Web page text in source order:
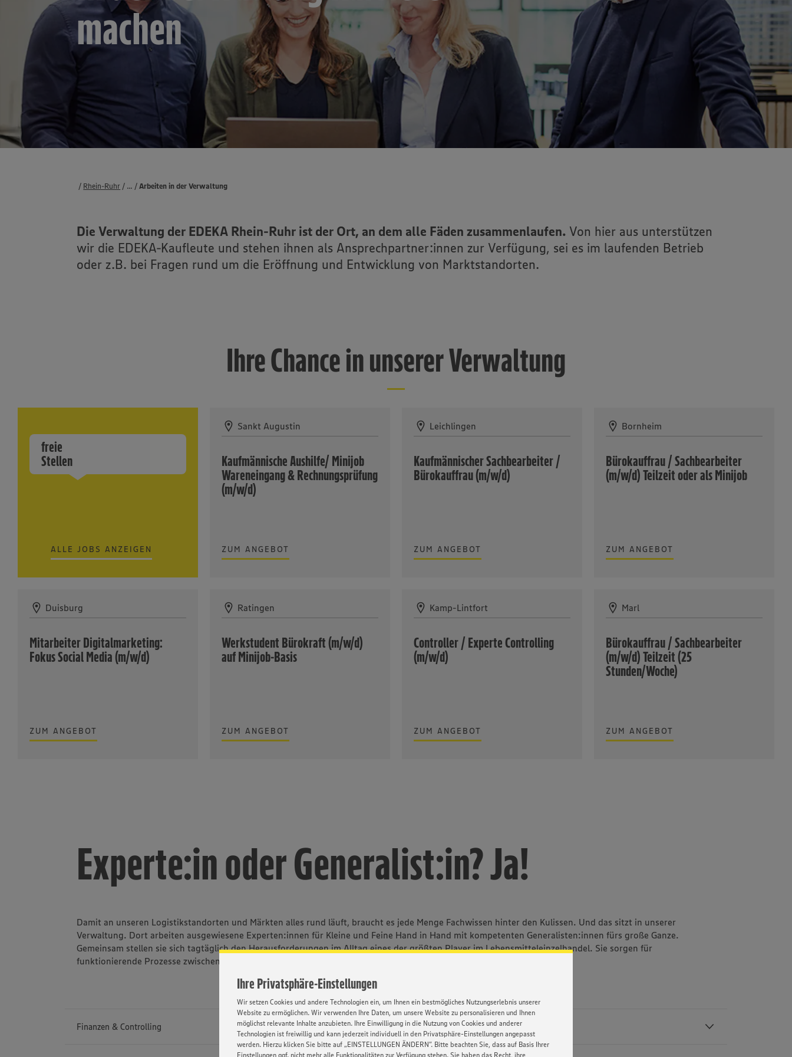
Ihre Privatsphäre-Einstellungen
Wir setzen Cookies und andere Technologien ein, um Ihnen ein bestmögliches Nutzungserlebnis unserer
Website zu ermöglichen. Wir verwenden Ihre Daten, um unsere Website zu personalisieren und Ihnen
möglichst relevante Inhalte anzubieten. Ihre Einwilligung in die Nutzung von Cookies und anderer
Technologien ist freiwillig und kann jederzeit individuell in den Privatsphäre-Einstellungen angepasst
werden. Hierzu klicken Sie bitte auf „EINSTELLUNGEN ÄNDERN”. Bitte beachten Sie, dass auf Basis Ihrer
Einstellungen ggf. nicht mehr alle Funktionalitäten zur Verfügung stehen. Sie haben das Recht, ihre
Rhein-Ruhr Karriere
Berufseinsteigende &- erfahrene
Arbeiten in der Verwaltung
...
machen
Die Verwaltung der EDEKA Rhein-Ruhr ist der Ort, an dem alle Fäden zusammenlaufen. Von hier aus unterstützen
wir die EDEKA-Kaufleute und stehen ihnen als Ansprechpartner:innen zur Verfügung, sei es im laufenden Betrieb
oder z.B. bei Fragen rund um die Eröffnung und Entwicklung von Marktstandorten.
Ihre Chance in unserer Verwaltung
freie
Stellen
ALLE JOBS ANZEIGEN
Sankt Augustin
Kaufmännische Aushilfe/ Minijob
Wareneingang & Rechnungsprüfung
(m/w/d)
ZUM ANGEBOT
Leichlingen
Kaufmännischer Sachbearbeiter /
Bürokauffrau (m/w/d)
ZUM ANGEBOT
Bornheim
Bürokauffrau / Sachbearbeiter
(m/w/d) Teilzeit oder als Minijob
ZUM ANGEBOT
Duisburg
Mitarbeiter Digitalmarketing:
Fokus Social Media (m/w/d)
ZUM ANGEBOT
Ratingen
Werkstudent Bürokraft (m/w/d)
auf Minijob-Basis
ZUM ANGEBOT
Kamp-Lintfort
Controller / Experte Controlling
(m/w/d)
ZUM ANGEBOT
Marl
Bürokauffrau / Sachbearbeiter
(m/w/d) Teilzeit (25
Stunden/Woche)
ZUM ANGEBOT
Experte:in oder Generalist:in? Ja!
Damit an unseren Logistikstandorten und Märkten alles rund läuft, braucht es jede Menge Fachwissen hinter den Kulissen. Und das sitzt in unserer
Verwaltung. Dort arbeiten ausgewiesene Experten:innen für Kleine und Feine Hand in Hand mit kompetenten Generalisten:innen fürs große Ganze.
Gemeinsam stellen sie sich tagtäglich den Herausforderungen im Alltag eines der größten Player im Lebensmitteleinzelhandel. Sie sorgen für
funktionierende Prozesse zwischen Menschen, Waren und Technik.
Finanzen & Controlling